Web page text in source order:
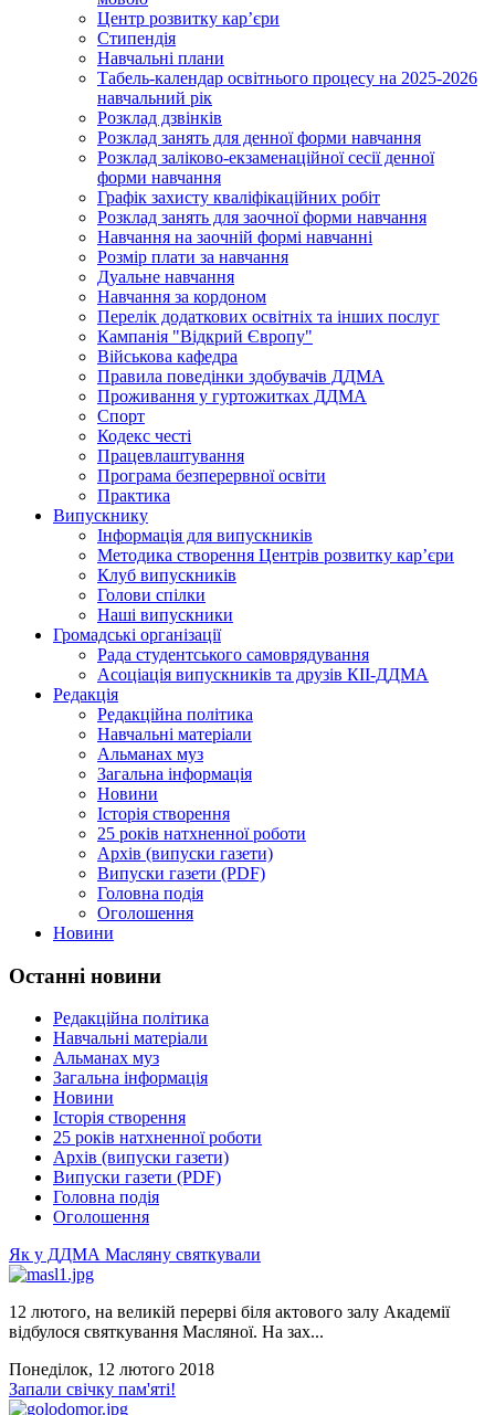
Центр розвитку кар’єри
Стипендія
Навчальні плани
Табель-календар освітнього процесу на 2025-2026
навчальний рік
Розклад дзвінків
Розклад занять для денної форми навчання
Розклад заліково-екзаменаційної сесії денної
форми навчання
Графік захисту кваліфікаційних робіт
Розклад занять для заочної форми навчання
Навчання на заочній формі навчанні
Розмір плати за навчання
Дуальне навчання
Навчання за кордоном
Перелік додаткових освітніх та інших послуг
Кампанія "Відкрий Європу"
Військова кафедра
Правила поведінки здобувачів ДДМА
Проживання у гуртожитках ДДМА
Спорт
Кодекс честі
Працевлаштування
Програма безперервної освіти
Практика
Випускнику
Інформація для випускників
Методика створення Центрів розвитку кар’єри
Клуб випускників
Голови спілки
Наші випускники
Громадські організації
Рада студентського самоврядування
Асоціація випускників та друзів КІІ-ДДМА
Редакція
Редакційна політика
Навчальні матеріали
Альманах муз
Загальна інформація
Новини
Історія створення
25 років натхненної роботи
Архів (випуски газети)
Випуски газети (PDF)
Головна подія
Оголошення
Новини
Останні новини
Редакційна політика
Навчальні матеріали
Альманах муз
Загальна інформація
Новини
Історія створення
25 років натхненної роботи
Архів (випуски газети)
Випуски газети (PDF)
Головна подія
Оголошення
Як у ДДМА Масляну святкували
12 лютого, на великій перерві біля актового залу Академії
відбулося святкування Масляної. На зах...
Понеділок, 12 лютого 2018
Запали свічку пам'яті!